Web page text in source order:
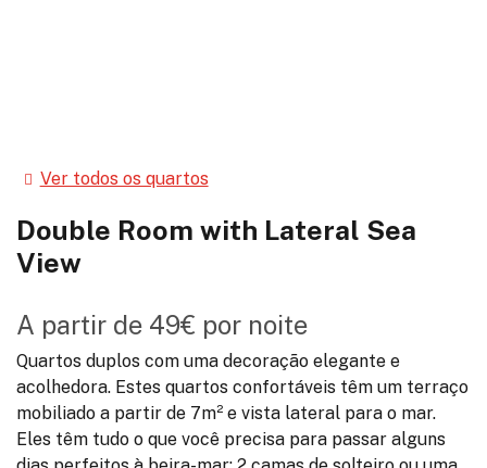
Ver todos os quartos
Double Room with Lateral Sea
View
A partir de 49€ por noite
Quartos duplos com uma decoração elegante e
acolhedora. Estes quartos confortáveis têm um terraço
mobiliado a partir de 7m² e vista lateral para o mar.
Eles têm tudo o que você precisa para passar alguns